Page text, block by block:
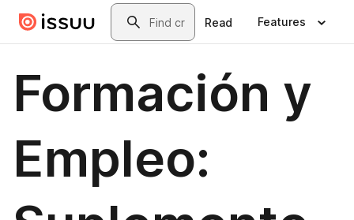
Skip to main contentSearch
Read Features
Formación y
Empleo: